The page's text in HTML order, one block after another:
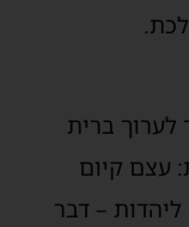
ברית
קיום
– דבר